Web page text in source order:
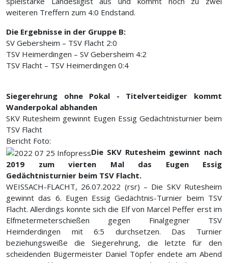
weiteren Treffern zum 4:0 Endstand.
Die Ergebnisse in der Gruppe B:
SV Gebersheim – TSV Flacht 2:0
TSV Heimerdingen – SV Gebersheim 4:2
TSV Flacht – TSV Heimerdingen 0:4
Siegerehrung ohne Pokal - Titelverteidiger kommt
Wanderpokal abhanden
SKV Rutesheim gewinnt Eugen Essig Gedächtnisturnier beim
TSV Flacht
Bericht Foto:
Die SKV Rutesheim gewinnt nach
2019 zum vierten Mal das Eugen Essig
Gedächtnisturnier beim TSV Flacht.
WEISSACH-FLACHT, 26.07.2022 (rsr) – Die SKV Rutesheim
gewinnt das 6. Eugen Essig Gedächtnis-Turnier beim TSV
Flacht. Allerdings konnte sich die Elf von Marcel Peffer erst im
Elfmetermeterschießen gegen Finalgegner TSV
Heimderdingen mit 6:5 durchsetzen. Das Turnier
beziehungsweiße die Siegerehrung, die letzte für den
scheidenden Bügermeister Daniel Töpfer endete am Abend